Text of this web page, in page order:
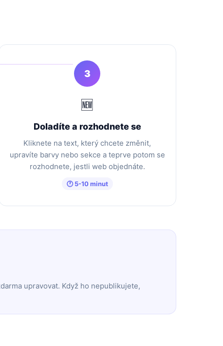
3
🆕
Doladíte a rozhodnete se
Kliknete na text, který chcete změnit,
upravíte barvy nebo sekce a teprve potom se
rozhodnete, jestli web objednáte.
🕐 5-10 minut
upravovat. Když ho nepublikujete,